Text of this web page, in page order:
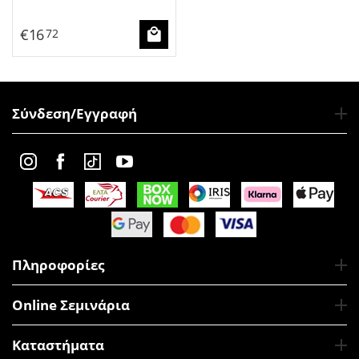
€1672
Σύνδεση/Εγγραφή
Πληροφορίες
Online Σεμινάρια
Καταστήματα